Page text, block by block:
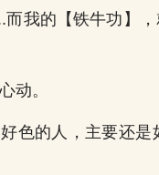
而我的【铁牛功】
动。
色的人，主要还